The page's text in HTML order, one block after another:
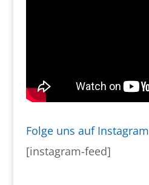
Folge uns auf Instagram
[instagram-feed]